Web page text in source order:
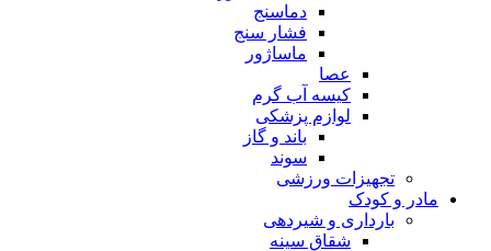
دماسنج
فشار سنج
ماساژور
عصا
کیسه آب گرم
لوازم پزشکی
باند و گاز
سوند
تجهیزات ورزشی
مادر و کودک
بارداری و شیردهی
شقاق سینه